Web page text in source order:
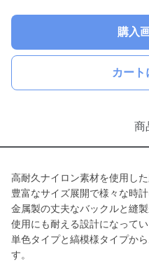
購入
カート
商
高耐久ナイロン素材を使用した
豊富なサイズ展開で様々な時計
金属製の丈夫なバックルと縫
使用にも耐える設計になってい
単色タイプと縞模様タイプか
す。